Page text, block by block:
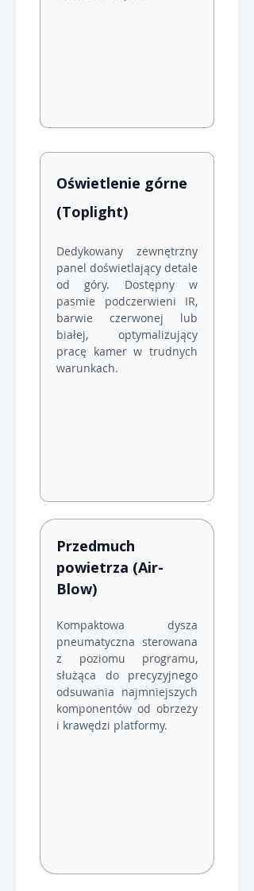
Oświetlenie górne
(Toplight)
Dedykowany zewnętrzny
panel doświetlający detale
od góry. Dostępny w
pasmie podczerwieni IR,
barwie czerwonej lub
białej, optymalizujący
pracę kamer w trudnych
warunkach.
Przedmuch
powietrza (Air-
Blow)
Kompaktowa dysza
pneumatyczna sterowana
z poziomu programu,
służąca do precyzyjnego
odsuwania najmniejszych
komponentów od obrzeży
i krawędzi platformy.